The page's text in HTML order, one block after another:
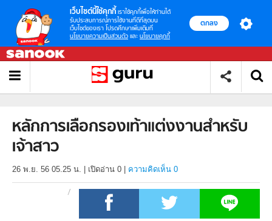
เว็บไซต์นี้ใช้คุกกี้ เราใช้คุกกี้เพื่อให้ท่านได้
รับประสบการณ์การใช้งานที่ดีที่สุดบน
เว็บไซต์ของเรา โปรดศึกษาเพิ่มเติมที่
นโยบายความเป็นส่วนตัว และ นโยบายคุกกี้
ตกลง
หลักการเลือกรองเท้าแต่งงานสำหรับ
เจ้าสาว
26 พ.ย. 56 05.25 น. เปิดอ่าน 0 ความคิดเห็น 0